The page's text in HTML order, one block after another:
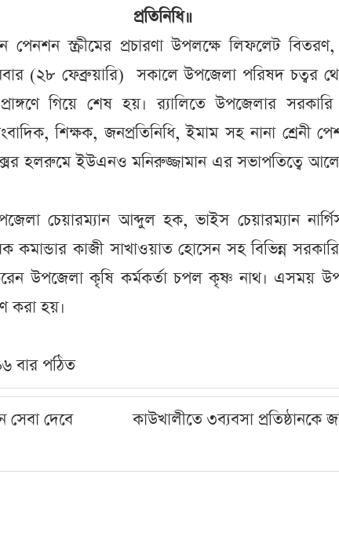
প্রতিনিধি॥
পেনশন স্ক্রীমের প্রচারণা উপলক্ষে লিফলেট
(২৮ ফেব্রুয়ারি) সকালে উপজেলা পরিষদ চত্বর
গিয়ে শেষ হয়। র‌্যালিতে উপজেলার সরকারি
শিক্ষক, জনপ্রতিনিধি, ইমাম সহ নানা শ্রেনী
হলরুমে ইউএনও মনিরুজ্জামান এর সভাপতিত্বে
চেয়ারম্যান আব্দুল হক, ভাইস চেয়ারম্যান
কমান্ডার কাজী সাখাওয়াত হোসেন সহ বিভিন্ন
উপজেলা কৃষি কর্মকর্তা চপল কৃষ্ণ নাথ। এসময়
করা হয়।
বার পঠিত
সেবা দেবে
কাউখালীতে ৩ব্যবসা প্রতিষ্ঠানকে